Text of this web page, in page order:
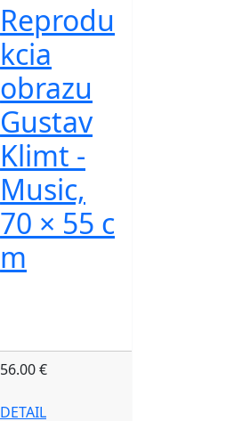
Reprodu
kcia
obrazu
Gustav
Klimt -
Music,
70 × 55 c
m
56.00 €
DETAIL